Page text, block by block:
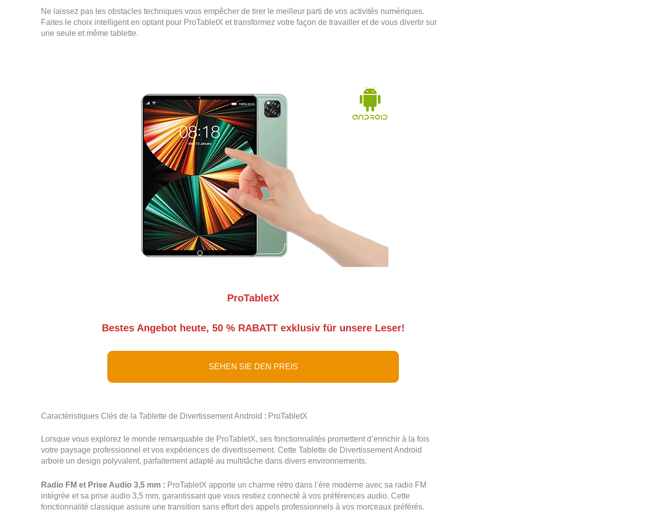
Ne laissez pas les obstacles techniques vous empêcher de tirer le meilleur parti de vos activités numériques.
Faites le choix intelligent en optant pour ProTabletX et transformez votre façon de travailler et de vous divertir sur
une seule et même tablette.
ProTabletX
Bestes Angebot heute, 50 % RABATT exklusiv für unsere Leser!
SEHEN SIE DEN PREIS
Caractéristiques Clés de la Tablette de Divertissement Android : ProTabletX
Lorsque vous explorez le monde remarquable de ProTabletX, ses fonctionnalités promettent d’enrichir à la fois
votre paysage professionnel et vos expériences de divertissement. Cette Tablette de Divertissement Android
arbore un design polyvalent, parfaitement adapté au multitâche dans divers environnements.
Radio FM et Prise Audio 3,5 mm : ProTabletX apporte un charme rétro dans l’ère moderne avec sa radio FM
intégrée et sa prise audio 3,5 mm, garantissant que vous restiez connecté à vos préférences audio. Cette
fonctionnalité classique assure une transition sans effort des appels professionnels à vos morceaux préférés.